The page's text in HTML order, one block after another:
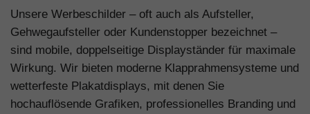
Unsere Werbeschilder – oft auch als Aufsteller,
Gehwegaufsteller oder Kundenstopper bezeichnet –
sind mobile, doppelseitige Displayständer für maximale
Wirkung. Wir bieten moderne Klapprahmensysteme und
wetterfeste Plakatdisplays, mit denen Sie
hochauflösende Grafiken, professionelles Branding und